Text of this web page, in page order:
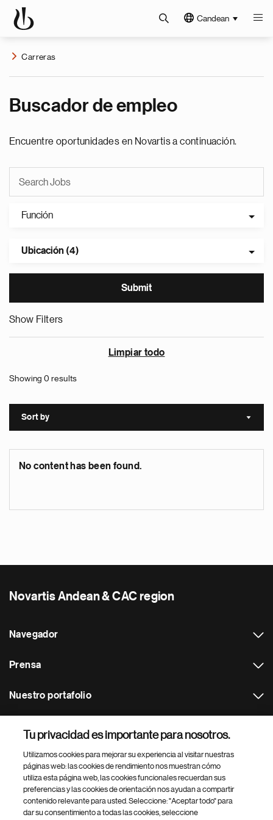
Candean
Carreras
Buscador de empleo
Encuentre oportunidades en Novartis a continuación.
Función
Ubicación (4)
Show Filters
Limpiar todo
Showing 0 results
Sort by Sort
No content has been found.
Novartis Andean & CAC region
Navegador
Prensa
Nuestro portafolio
Footer Site Search
Tu privacidad es importante para nosotros.
Utilizamos cookies para mejorar su experiencia al visitar nuestras
páginas web: las cookies de rendimiento nos muestran cómo
utiliza esta página web, las cookies funcionales recuerdan sus
preferencias y las cookies de orientación nos ayudan a compartir
contenido relevante para usted. Seleccione: "Aceptar todo" para
dar su consentimiento a todas las cookies, seleccione